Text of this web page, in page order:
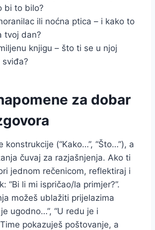
bi to bilo?
ili noćna ptica – i kako to
tvoj dan?
knjigu – što ti se u njoj
sviđa?
za dobar
konstrukcije (“Kako…”, “Što…”), a
čuvaj za razjašnjenja. Ako ti
jednom rečenicom, reflektiraj i
“Bi li mi ispričao/la primjer?”.
možeš ublažiti prijelazima
ugodno…”, “U redu je i
pokazuješ poštovanje, a